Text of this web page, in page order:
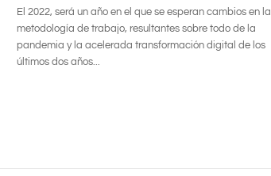
El 2022, será un año en el que se esperan cambios en la
metodología de trabajo, resultantes sobre todo de la
pandemia y la acelerada transformación digital de los
últimos dos años...